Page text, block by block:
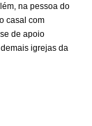
na pessoa do
casal com
de apoio
igrejas da